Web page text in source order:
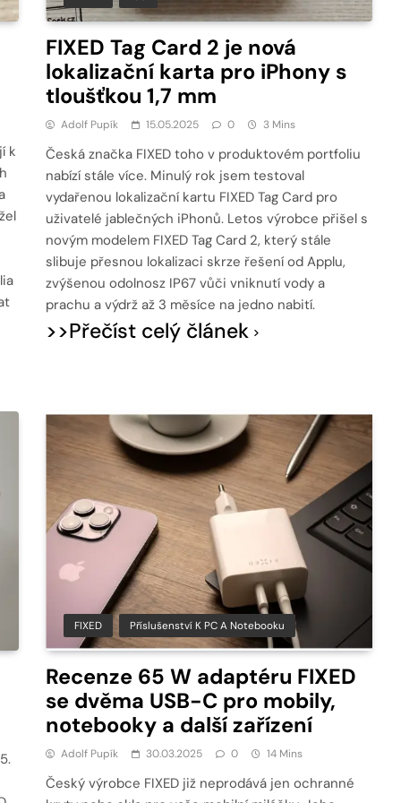
k
FIXED Tag Card 2 je nová
lokalizační karta pro iPhony s
tloušťkou 1,7 mm
Adolf Pupík 15.05.2025 0 3 Mins
Česká značka FIXED toho v produktovém portfoliu
nabízí stále více. Minulý rok jsem testoval
vydařenou lokalizační kartu FIXED Tag Card pro
uživatelé jablečných iPhonů. Letos výrobce přišel s
novým modelem FIXED Tag Card 2, který stále
slibuje přesnou lokalizaci skrze řešení od Applu,
zvýšenou odolnosz IP67 vůči vniknutí vody a
prachu a výdrž až 3 měsíce na jedno nabití.
>>Přečíst celý článek
FIXED Příslušenství K PC A Notebooku
Recenze 65 W adaptéru FIXED
se dvěma USB-C pro mobily,
notebooky a další zařízení
Adolf Pupík 30.03.2025 0 14 Mins
Český výrobce FIXED již neprodává jen ochranné